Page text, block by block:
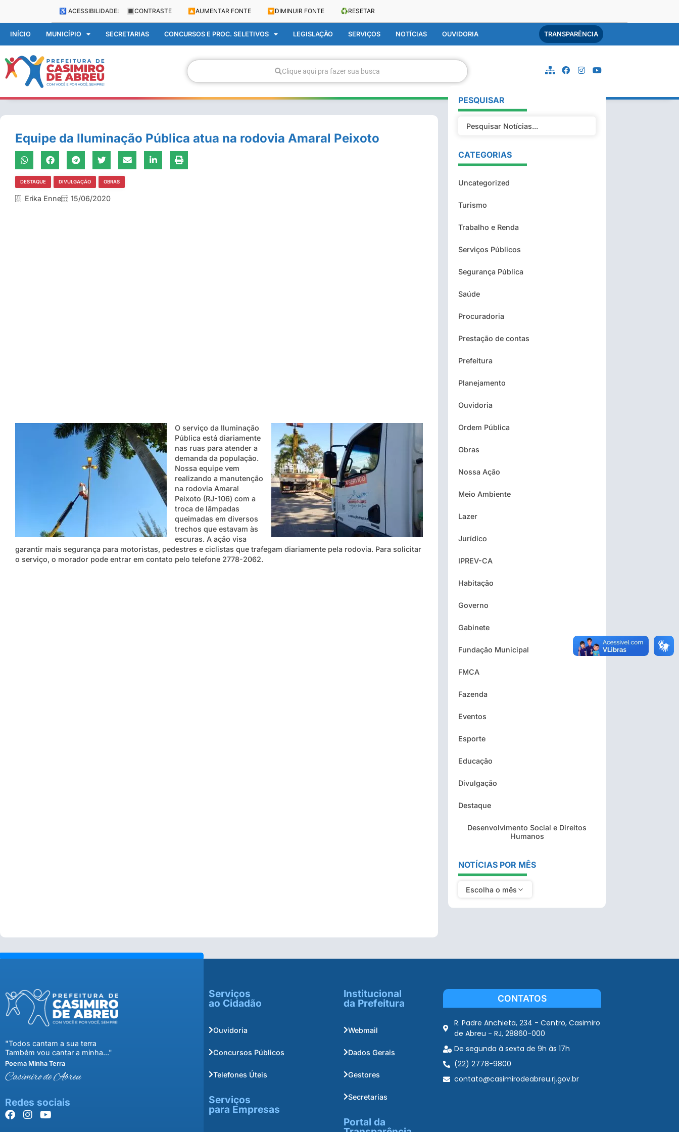
♿ ACESSIBILIDADE: 🔳 CONTRASTE 🔼 AUMENTAR FONTE 🔽 DIMINUIR FONTE ♻️RESETAR
INÍCIO MUNICÍPIO SECRETARIAS CONCURSOS E PROC. SELETIVOS LEGISLAÇÃO SERVIÇOS NOTÍCIAS OUVIDORIA TRANSPARÊNCIA
Clique aqui pra fazer sua busca
Equipe da Iluminação Pública atua na rodovia Amaral Peixoto
DESTAQUE DIVULGAÇÃO OBRAS
Erika Enne 15/06/2020
O serviço da Iluminação
Pública está diariamente
nas ruas para atender a
demanda da população.
Nossa equipe vem
realizando a manutenção
na rodovia Amaral
Peixoto (RJ-106) com a
troca de lâmpadas
queimadas em diversos
trechos que estavam às
escuras. A ação visa
garantir mais segurança para motoristas, pedestres e ciclistas que trafegam diariamente pela rodovia. Para solicitar
o serviço, o morador pode entrar em contato pelo telefone 2778-2062.
PESQUISAR
CATEGORIAS
Uncategorized
Turismo
Trabalho e Renda
Serviços Públicos
Segurança Pública
Saúde
Procuradoria
Prestação de contas
Prefeitura
Planejamento
Ouvidoria
Ordem Pública
Obras
Nossa Ação
Meio Ambiente
Lazer
Jurídico
IPREV-CA
Habitação
Governo
Gabinete
Fundação Municipal
FMCA
Fazenda
Eventos
Esporte
Educação
Divulgação
Destaque
Desenvolvimento Social e Direitos
Humanos
NOTÍCIAS POR MÊS
Escolha o mês
"Todos cantam a sua terra
Também vou cantar a minha..."
Poema Minha Terra
Casimiro de Abreu
Redes sociais
Serviços
ao Cidadão
Ouvidoria
Concursos Públicos
Telefones Úteis
Serviços
para Empresas
Institucional
da Prefeitura
Webmail
Dados Gerais
Gestores
Secretarias
Portal da
CONTATOS
R. Padre Anchieta, 234 - Centro, Casimiro
de Abreu - RJ, 28860-000
De segunda à sexta de 9h às 17h
(22) 2778-9800
contato@casimirodeabreu.rj.gov.br